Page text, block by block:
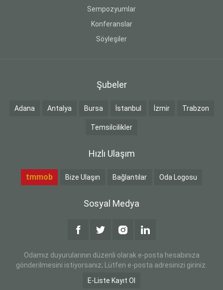
Sempozyumlar
Konferanslar
Söyleşiler
Şubeler
Adana Antalya Bursa İstanbul İzmir Trabzon
Temsilcilikler
Hızlı Ulaşım
tmmob Bize Ulaşın Bağlantılar Oda Logosu
Sosyal Medya
Odamız duyurularının düzenli olarak e-posta hesabınıza
gönderilmesini istiyorsanız; Lütfen e-posta adresinizi giriniz.
E-Liste Kayıt Ol